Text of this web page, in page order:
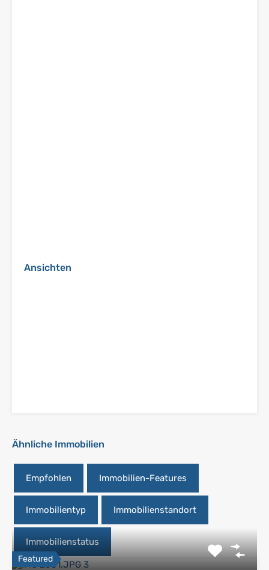
Ansichten
Ähnliche Immobilien
Empfohlen Immobilien-Features
Immobilientyp Immobilienstandort
Immobilienstatus
Featured